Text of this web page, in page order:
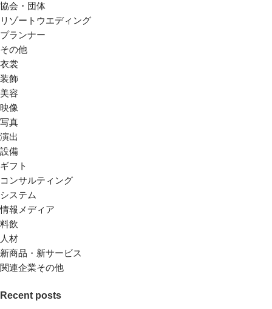
協会・団体
リゾートウエディング
プランナー
その他
衣裳
装飾
美容
映像
写真
演出
設備
ギフト
コンサルティング
システム
情報メディア
料飲
人材
新商品・新サービス
関連企業その他
Recent posts